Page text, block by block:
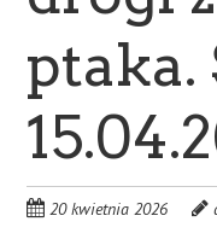
ptaka.
20 kwietnia 2026